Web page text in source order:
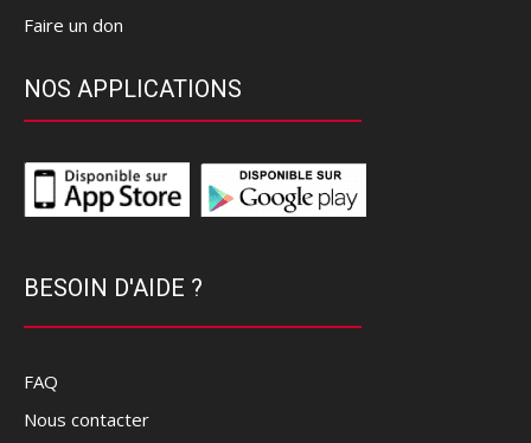
Faire un don
NOS APPLICATIONS
BESOIN D'AIDE ?
FAQ
Nous contacter